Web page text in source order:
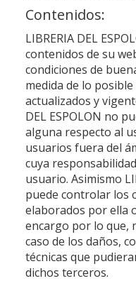
Contenidos:
LIBRERIA DEL
contenidos de su
condiciones de
medida de lo
actualizados y
DEL ESPOLON no
alguna respecto al
usuarios fuera del
cuya
usuario. Asimismo
puede controlar los
elaborados por ella
encargo por lo que,
caso de los daños,
técnicas que
dichos terceros.